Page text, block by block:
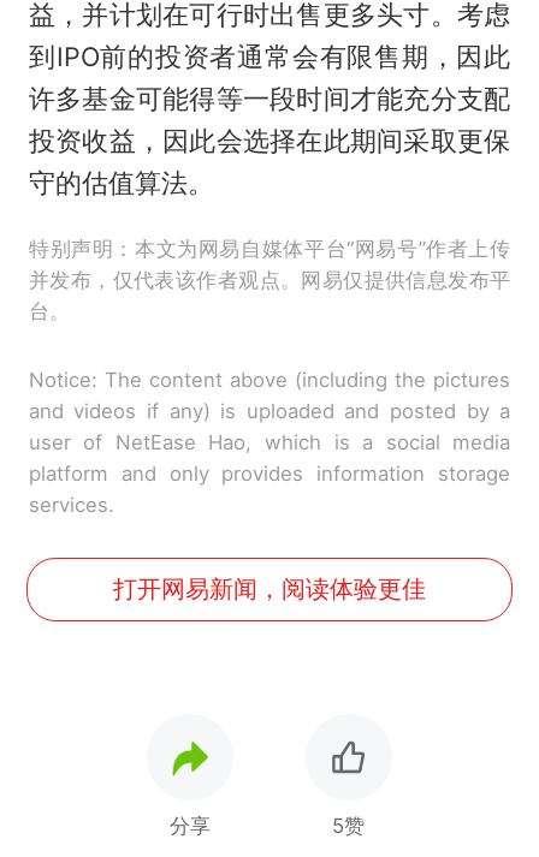
益，并计划在可行时出售更多头寸。考虑
到IPO前的投资者通常会有限售期，因此
许多基金可能得等一段时间才能充分支配
投资收益，因此会选择在此期间采取更保
守的估值算法。
特别声明：本文为网易自媒体平台“网易号”作者上传
并发布，仅代表该作者观点。网易仅提供信息发布平
台。
Notice: The content above (including the pictures
and videos if any) is uploaded and posted by a
user of NetEase Hao, which is a social media
platform and only provides information storage
services.
打开网易新闻，阅读体验更佳
分享 5赞